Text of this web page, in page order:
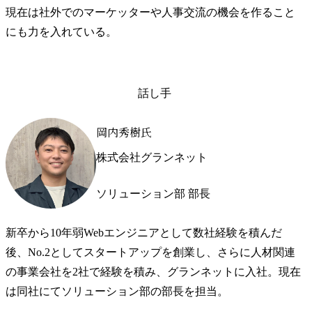
現在は社外でのマーケッターや人事交流の機会を作ること
話し手
岡内秀樹氏
株式会社グランネット
ソリューション部 部長
新卒から10年弱Webエンジニアとして数社経験を積んだ
後、No.2としてスタートアップを創業し、さらに人材関連
の事業会社を2社で経験を積み、グランネットに入社。現在
は同社にてソリューション部の部長を担当。